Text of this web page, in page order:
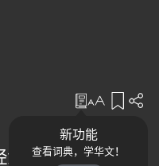
新功能
查看词典，学华文！
收藏
，多款新型飞